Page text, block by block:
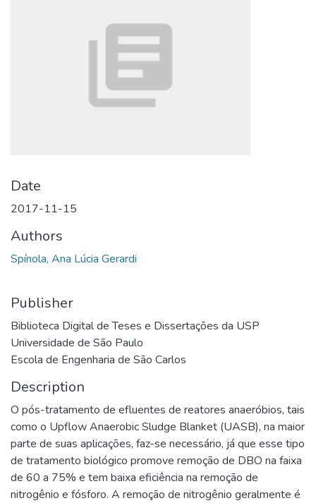
Date
2017-11-15
Authors
Spínola, Ana Lúcia Gerardi
Publisher
Biblioteca Digital de Teses e Dissertações da USP
Universidade de São Paulo
Escola de Engenharia de São Carlos
Description
O pós-tratamento de efluentes de reatores anaeróbios, tais
como o Upflow Anaerobic Sludge Blanket (UASB), na maior
parte de suas aplicações, faz-se necessário, já que esse tipo
de tratamento biológico promove remoção de DBO na faixa
de 60 a 75% e tem baixa eficiência na remoção de
nitrogênio e fósforo. A remoção de nitrogênio geralmente é